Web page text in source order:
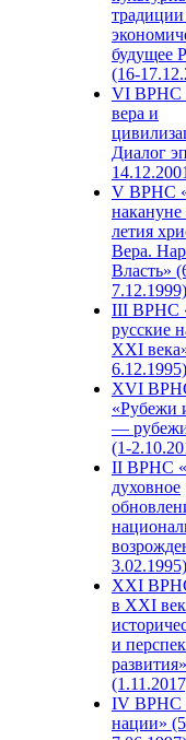
будущее
(16-
VI ВРНС
вера и
Диалог
V ВРНС
накануне
летия
Вера.
Власть»
7.12.1999)
III ВРНС
русские
XXI
6.12.1995)
XVI
«Рубежи
—
(1-
II ВРНС
духовное
3.02.1995)
XХI
в XXI
и
развития»
IV ВРНС
нации»